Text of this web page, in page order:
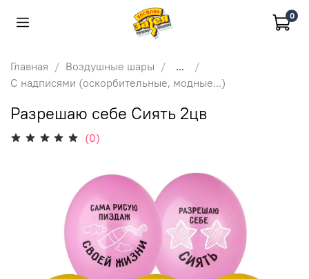
0
Главная Воздушные шары
...
С надписями (оскорбительные, модные...)
Разрешаю себе Сиять 2цв
(0)